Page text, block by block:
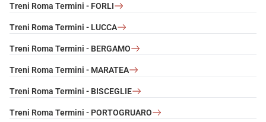
Treni Roma Termini - FORLI
Treni Roma Termini - LUCCA
Treni Roma Termini - BERGAMO
Treni Roma Termini - MARATEA
Treni Roma Termini - BISCEGLIE
Treni Roma Termini - PORTOGRUARO